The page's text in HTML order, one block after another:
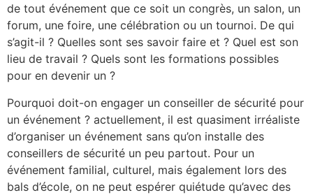
de tout événement que ce soit un congrès, un salon, un
forum, une foire, une célébration ou un tournoi. De qui
s’agit-il ? Quelles sont ses savoir faire et ? Quel est son
lieu de travail ? Quels sont les formations possibles
pour en devenir un ?
Pourquoi doit-on engager un conseiller de sécurité pour
un événement ? actuellement, il est quasiment irréaliste
d’organiser un événement sans qu’on installe des
conseillers de sécurité un peu partout. Pour un
événement familial, culturel, mais également lors des
bals d’école, on ne peut espérer quiétude qu’avec des